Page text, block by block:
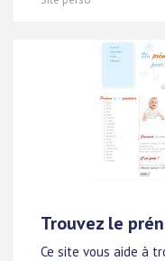
Trouvez le
Ce site vous aide à